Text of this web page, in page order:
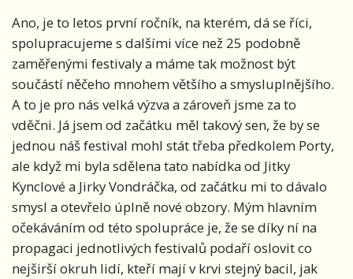
Ano, je to letos první ročník, na kterém, dá se říci,
spolupracujeme s dalšími více než 25 podobně
zaměřenými festivaly a máme tak možnost být
součástí něčeho mnohem většího a smysluplnějšího.
A to je pro nás velká výzva a zároveň jsme za to
vděčni. Já jsem od začátku měl takový sen, že by se
jednou náš festival mohl stát třeba předkolem Porty,
ale když mi byla sdělena tato nabídka od Jitky
Kynclové a Jirky Vondráčka, od začátku mi to dávalo
smysl a otevřelo úplně nové obzory. Mým hlavním
očekáváním od této spolupráce je, že se díky ní na
propagaci jednotlivých festivalů podaří oslovit co
nejširší okruh lidí, kteří mají v krvi stejný bacil, jak